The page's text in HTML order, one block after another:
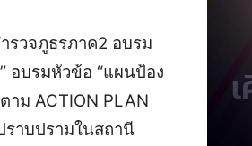
รวจภูธรภาค2 อบรม
อบรมหัวข้อ “แผนป้อง
าม ACTION PLAN
าบปรามในสถานี